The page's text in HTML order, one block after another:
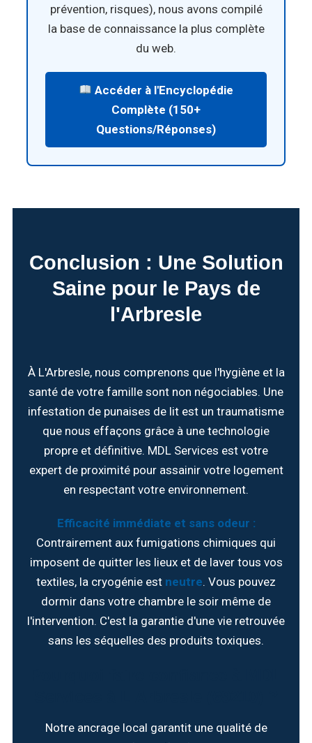
prévention, risques), nous avons compilé
la base de connaissance la plus complète
du web.
Accéder à l'Encyclopédie
Complète (150+
Questions/Réponses)
Conclusion : Une Solution
Saine pour le Pays de
l'Arbresle
À L'Arbresle, nous comprenons que l'hygiène et la
santé de votre famille sont non négociables. Une
infestation de punaises de lit est un traumatisme
que nous effaçons grâce à une technologie
propre et définitive. MDL Services est votre
expert de proximité pour assainir votre logement
en respectant votre environnement.
Efficacité immédiate et sans odeur :
Contrairement aux fumigations chimiques qui
imposent de quitter les lieux et de laver tous vos
textiles, la cryogénie est neutre. Vous pouvez
dormir dans votre chambre le soir même de
l'intervention. C'est la garantie d'une vie retrouvée
sans les séquelles des produits toxiques.
Notre ancrage local garantit une qualité de